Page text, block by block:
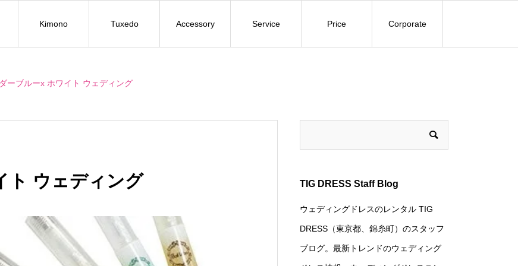
Kimono Tuxedo Accessory Service Price Corporate
ーブルーx ホワイト ウェディング
ト ウェディング TIG DRESS Staff Blog
ウェディングドレスのレンタル TIG
DRESS（東京都、錦糸町）のスタッフ
ブログ。最新トレンドのウェディング